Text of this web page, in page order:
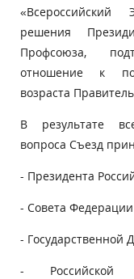
«Всероссийский
решения
Профсоюза,
отношение к
возраста
В результате
вопроса Съезд
- Президента
- Совета
- Государственной
- Российской